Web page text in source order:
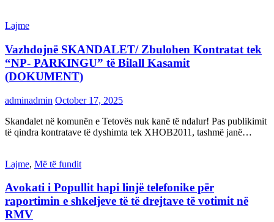
Lajme
Vazhdojnë SKANDALET/ Zbulohen Kontratat tek
“NP- PARKINGU” të Bilall Kasamit
(DOKUMENT)
adminadmin October 17, 2025
Skandalet në komunën e Tetovës nuk kanë të ndalur! Pas publikimit
të qindra kontratave të dyshimta tek XHOB2011, tashmë janë…
Lajme, Më të fundit
Avokati i Popullit hapi linjë telefonike për
raportimin e shkeljeve të të drejtave të votimit në
RMV